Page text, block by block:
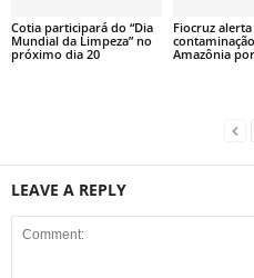
Cotia participará do “Dia
Mundial da Limpeza” no
próximo dia 20
Fiocruz
Amazônia
LEAVE A REPLY